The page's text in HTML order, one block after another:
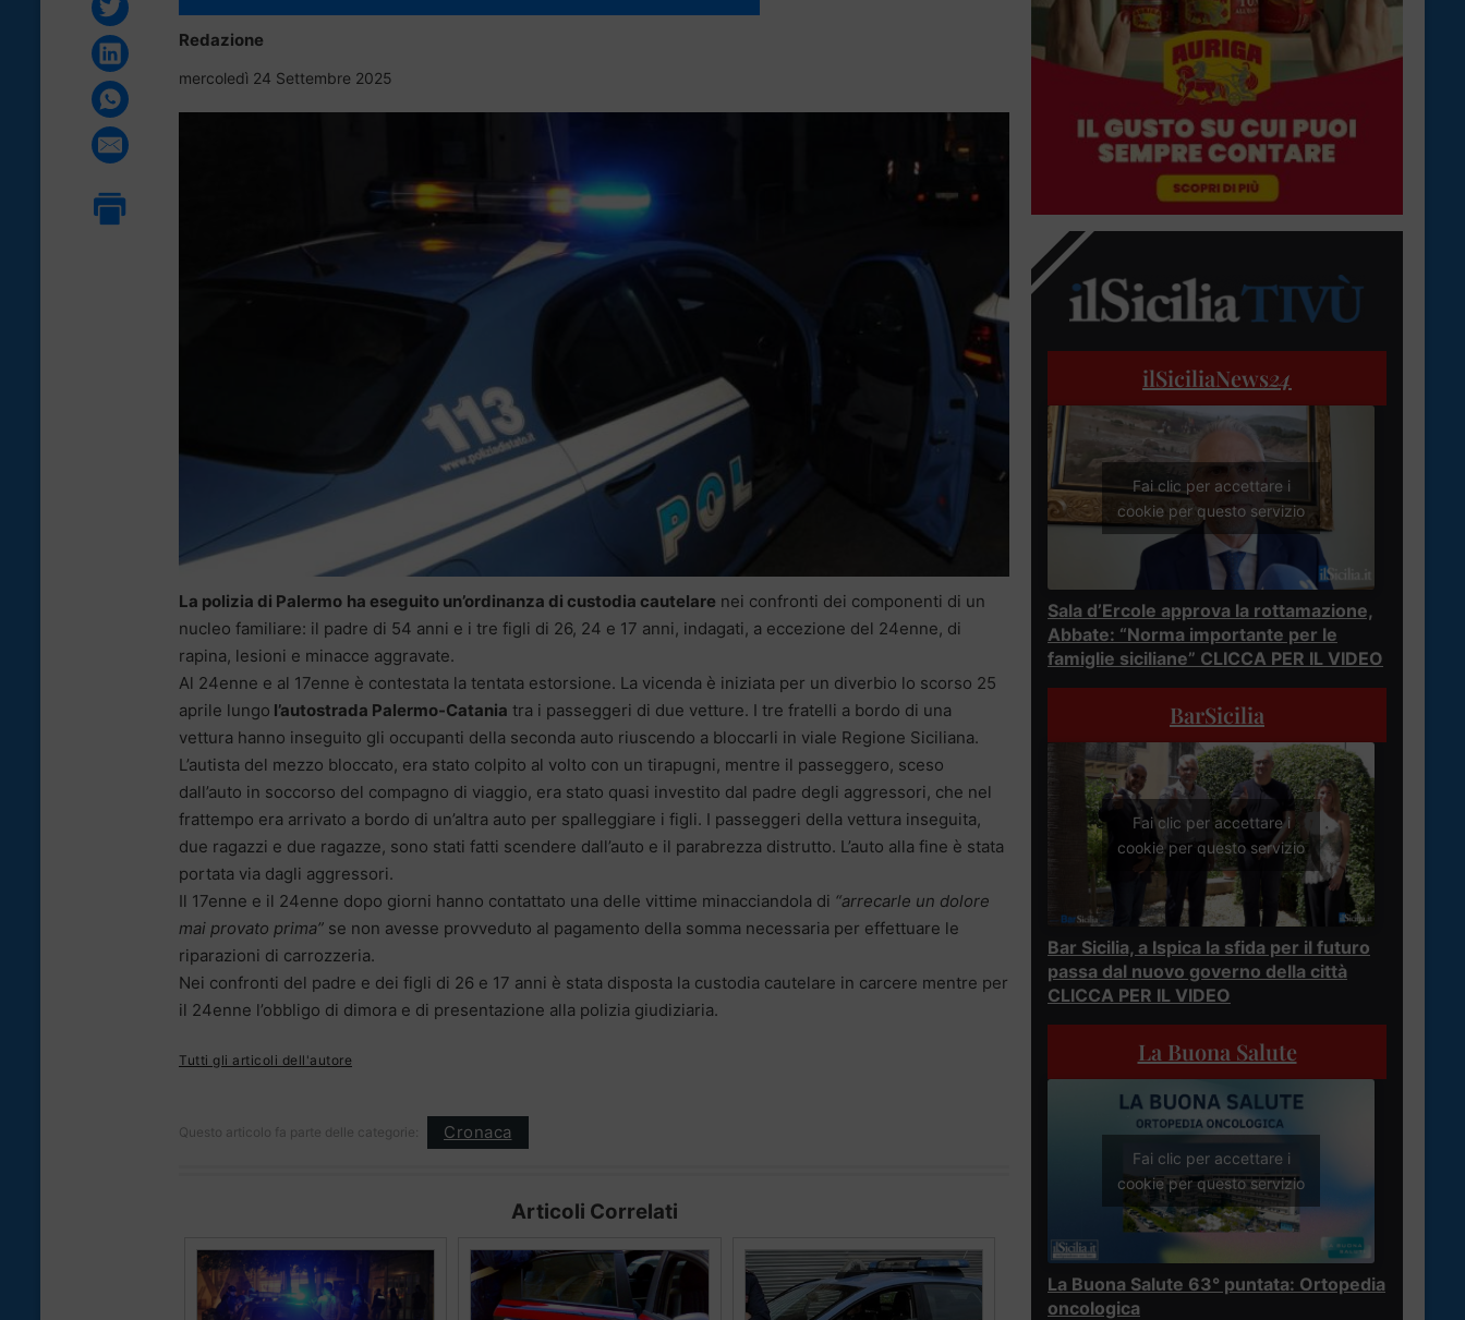
Redazione
mercoledì 24 Settembre 2025
La polizia di Palermo ha eseguito un’ordinanza di custodia cautelare nei confronti dei componenti di un
nucleo familiare: il padre di 54 anni e i tre figli di 26, 24 e 17 anni, indagati, a eccezione del 24enne, di
rapina, lesioni e minacce aggravate.
Al 24enne e al 17enne è contestata la tentata estorsione. La vicenda è iniziata per un diverbio lo scorso 25
aprile lungo l’autostrada Palermo-Catania tra i passeggeri di due vetture. I tre fratelli a bordo di una
vettura hanno inseguito gli occupanti della seconda auto riuscendo a bloccarli in viale Regione Siciliana.
L’autista del mezzo bloccato, era stato colpito al volto con un tirapugni, mentre il passeggero, sceso
dall’auto in soccorso del compagno di viaggio, era stato quasi investito dal padre degli aggressori, che nel
frattempo era arrivato a bordo di un’altra auto per spalleggiare i figli. I passeggeri della vettura inseguita,
due ragazzi e due ragazze, sono stati fatti scendere dall’auto e il parabrezza distrutto. L’auto alla fine è stata
portata via dagli aggressori.
Il 17enne e il 24enne dopo giorni hanno contattato una delle vittime minacciandola di “arrecarle un dolore
mai provato prima” se non avesse provveduto al pagamento della somma necessaria per effettuare le
riparazioni di carrozzeria.
Nei confronti del padre e dei figli di 26 e 17 anni è stata disposta la custodia cautelare in carcere mentre per
il 24enne l’obbligo di dimora e di presentazione alla polizia giudiziaria.
Tutti gli articoli dell'autore
Questo articolo fa parte delle categorie: Cronaca
Articoli Correlati
ilSiciliaNews24
Fai clic per accettare i
cookie per questo servizio
Sala d’Ercole approva la rottamazione,
Abbate: “Norma importante per le
famiglie siciliane” CLICCA PER IL VIDEO
BarSicilia
Fai clic per accettare i
cookie per questo servizio
Bar Sicilia, a Ispica la sfida per il futuro
passa dal nuovo governo della città
CLICCA PER IL VIDEO
La Buona Salute
Fai clic per accettare i
cookie per questo servizio
La Buona Salute 63° puntata: Ortopedia
oncologica